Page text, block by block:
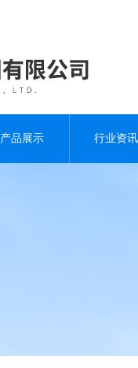
产品展示 行业资讯